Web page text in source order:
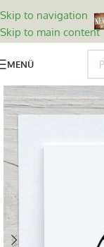
Skip to navigation
Skip to main content
MENÜ